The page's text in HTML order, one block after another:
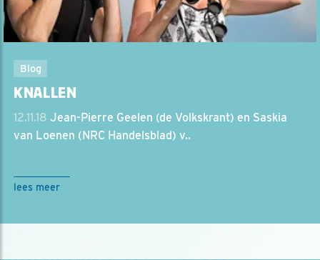
Blog
KNALLEN
12.11.18 Jean-Pierre Geelen (de Volkskrant) en Saskia
van Loenen (NRC Handelsblad) v..
lees meer